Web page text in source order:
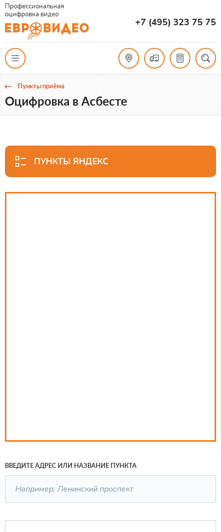
Профессиональная
оцифровка видео
+7 (495) 323 75 75
Пункты приёма
Оцифровка в Асбесте
ПУНКТЫ ЯНДЕКС
ВВЕДИТЕ АДРЕС ИЛИ НАЗВАНИЕ ПУНКТА